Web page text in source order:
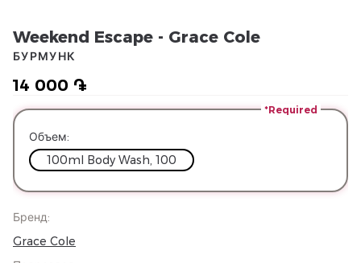
Weekend Escape - Grace Cole
14 000 ֏
БУРМУНК
Бренд:
Grace Cole
Объем:
100ml Body Wash, 100
*Required